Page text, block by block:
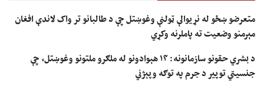
متعرضو ښځو له نړیوالې ټولنې وغوښتل چې د طالبانو تر واک لاندې افغان
مېرمنو وضعیت ته پاملرنه وکړي
د بشري حقونو سازمانونه: ۱۴ هېوادونو له ملګرو ملتونو وغوښتل، چې
جنسیتي توپير د جرم په توګه وپېژني